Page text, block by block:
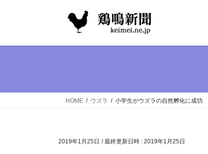
HOME ウズラ 小学生がウズラの自然孵化に成功
2019年1月25日 / 最終更新日時 : 2019年1月25日